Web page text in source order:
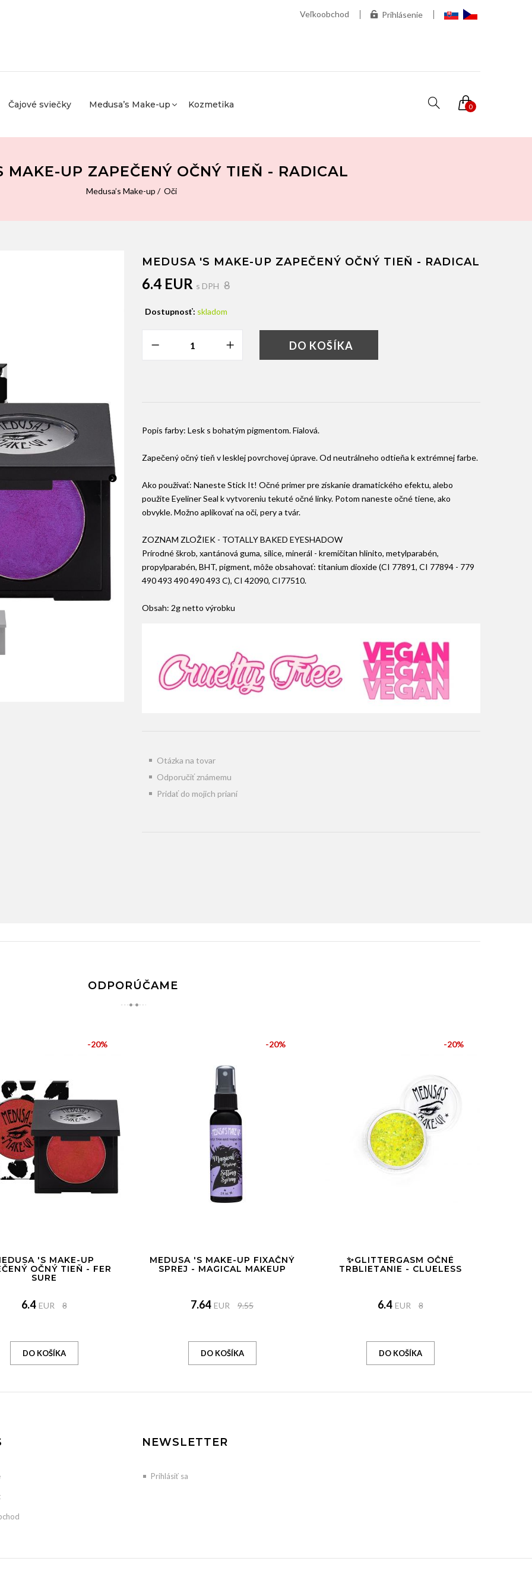
Veľkoobchod Prihlásenie
0
Čajové sviečky Medusa’s Make-up Kozmetika
MAKE-UP ZAPEČENÝ OČNÝ TIEŇ - RADICAL
Medusa’s Make-up Oči
MEDUSA 'S MAKE-UP ZAPEČENÝ OČNÝ TIEŇ - RADICAL
6.4 EUR s DPH 8
Dostupnosť: skladom
DO KOŠÍKA
Popis farby: Lesk s bohatým pigmentom. Fialová.
Zapečený očný tieň v lesklej povrchovej úprave. Od neutrálneho odtieňa k extrémnej farbe.
Ako používať: Naneste Stick It! Očné primer pre získanie dramatického efektu, alebo
použite Eyeliner Seal k vytvoreniu tekuté očné linky. Potom naneste očné tiene, ako
obvykle. Možno aplikovať na oči, pery a tvár.
ZOZNAM ZLOŽIEK - TOTALLY BAKED EYESHADOW
Prírodné škrob, xantánová guma, silice, minerál - kremičitan hlinito, metylparabén,
propylparabén, BHT, pigment, môže obsahovať: titanium dioxide (CI 77891, CI 77894 - 779
490 493 490 490 493 C), CI 42090, CI77510.
Obsah: 2g netto výrobku
Otázka na tovar
Odporučiť známemu
Pridať do mojich prianí
ODPORÚČAME
-20%
'S MAKE-UP
OČNÝ TIEŇ - FER
SURE
6.4 EUR 8
-20%
MEDUSA 'S MAKE-UP FIXAČNÝ
SPREJ - MAGICAL MAKEUP
7.64 EUR 9.55
-20%
✨GLITTERGASM OČNÉ
TRBLIETANIE - CLUELESS
6.4 EUR 8
NEWSLETTER
Prihlásiť sa